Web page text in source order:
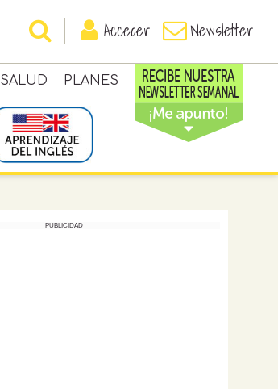
Acceder Newsletter
SALUD PLANES
PUBLICIDAD